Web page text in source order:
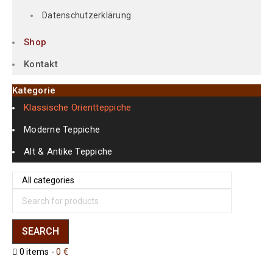
Datenschutzerklärung
Shop
Kontakt
Kategorie
Klassische Orientteppiche
Moderne Teppiche
Alt & Antike Teppiche
0 items - 0 €